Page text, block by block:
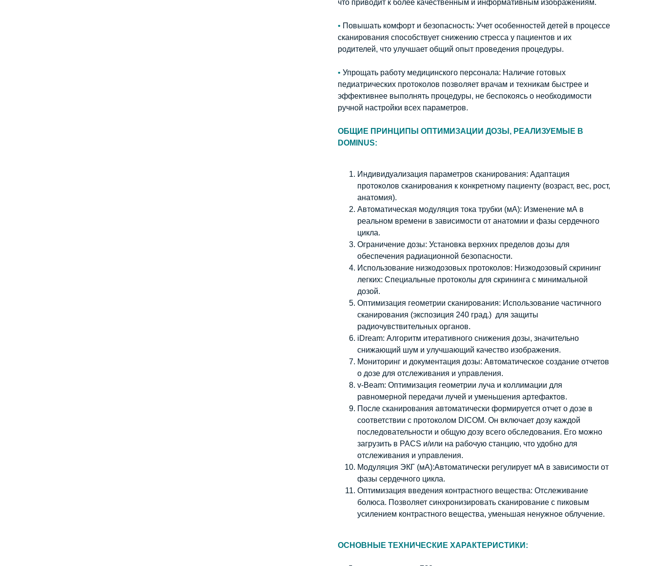
что приводит к более качественным и информативным изображениям.
• Повышать комфорт и безопасность: Учет особенностей детей в процессе
сканирования способствует снижению стресса у пациентов и их
родителей, что улучшает общий опыт проведения процедуры.
• Упрощать работу медицинского персонала: Наличие готовых
педиатрических протоколов позволяет врачам и техникам быстрее и
эффективнее выполнять процедуры, не беспокоясь о необходимости
ручной настройки всех параметров.
ОБЩИЕ ПРИНЦИПЫ ОПТИМИЗАЦИИ ДОЗЫ, РЕАЛИЗУЕМЫЕ В
DOMINUS:
Индивидуализация параметров сканирования: Адаптация
протоколов сканирования к конкретному пациенту (возраст, вес, рост,
анатомия).
Автоматическая модуляция тока трубки (мА): Изменение мА в
реальном времени в зависимости от анатомии и фазы сердечного
цикла.
Ограничение дозы: Установка верхних пределов дозы для
обеспечения радиационной безопасности.
Использование низкодозовых протоколов: Низкодозовый скрининг
легких: Специальные протоколы для скрининга с минимальной
дозой.
Оптимизация геометрии сканирования: Использование частичного
сканирования (экспозиция 240 град.) для защиты
радиочувствительных органов.
iDream: Алгоритм итеративного снижения дозы, значительно
снижающий шум и улучшающий качество изображения.
Мониторинг и документация дозы: Автоматическое создание отчетов
о дозе для отслеживания и управления.
v-Beam: Оптимизация геометрии луча и коллимации для
равномерной передачи лучей и уменьшения артефактов.
После сканирования автоматически формируется отчет о дозе в
соответствии с протоколом DICOM. Он включает дозу каждой
последовательности и общую дозу всего обследования. Его можно
загрузить в PACS и/или на рабочую станцию, что удобно для
отслеживания и управления.
Модуляция ЭКГ (мА):Автоматически регулирует мА в зависимости от
фазы сердечного цикла.
Оптимизация введения контрастного вещества: Отслеживание
болюса. Позволяет синхронизировать сканирование с пиковым
усилением контрастного вещества, уменьшая ненужное облучение.
ОСНОВНЫЕ ТЕХНИЧЕСКИЕ ХАРАКТЕРИСТИКИ: